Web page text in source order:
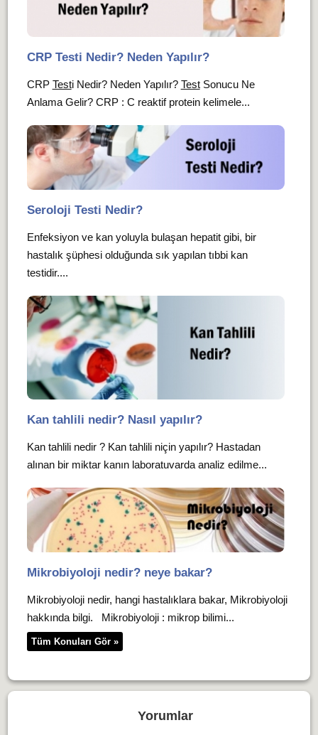
CRP Testi Nedir? Neden Yapılır?
CRP Testi Nedir? Neden Yapılır? TestSonucu Ne
Anlama Gelir? CRP : C reaktif protein kelimele...
Seroloji Testi Nedir?
Enfeksiyon ve kan yoluyla bulaşan hepatit gibi, bir
hastalık şüphesi olduğunda sık yapılan tıbbi kan
testidir....
Kan tahlili nedir? Nasıl yapılır?
Kan tahlili nedir ? Kan tahlili niçin yapılır? Hastadan
alınan bir miktar kanın laboratuvarda analiz edilme...
Mikrobiyoloji nedir? neye bakar?
Mikrobiyoloji nedir, hangi hastalıklara bakar, Mikrobiyoloji
hakkında bilgi. Mikrobiyoloji : mikrop bilimi...
Tüm Konuları Gör »
Yorumlar